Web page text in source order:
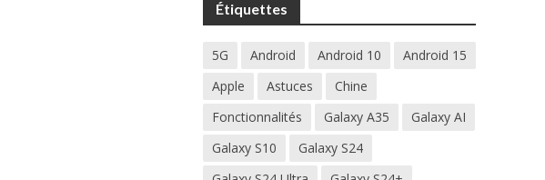
Étiquettes
5G Android Android 10
Android 15
Apple
Astuces
Chine
Fonctionnalités
Galaxy A35
Galaxy AI
Galaxy S10
Galaxy S24